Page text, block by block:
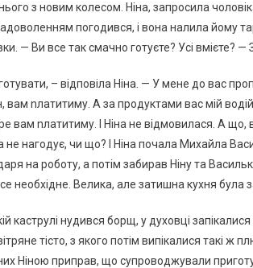
з новим колесом. Ніна, запросила
погодився, і вона налила йому
— Ви все так смачно готуєте? Усі вмієте?
– відповіла Ніна. — У мене до вас
вам nлатитиму. А за продуктами вас мій
вам nлатитиму. І Ніна не відмовилася. А
не нагодує, чи що? І Ніна почала Михайла
на роботу, а потім забирав Ніну та
необхідне. Велика, але затишна кухня
каструлі нудився борщ, у духовці
тісто, з якого потім випікалися такі ж
Ніною приправ, що супроводжували